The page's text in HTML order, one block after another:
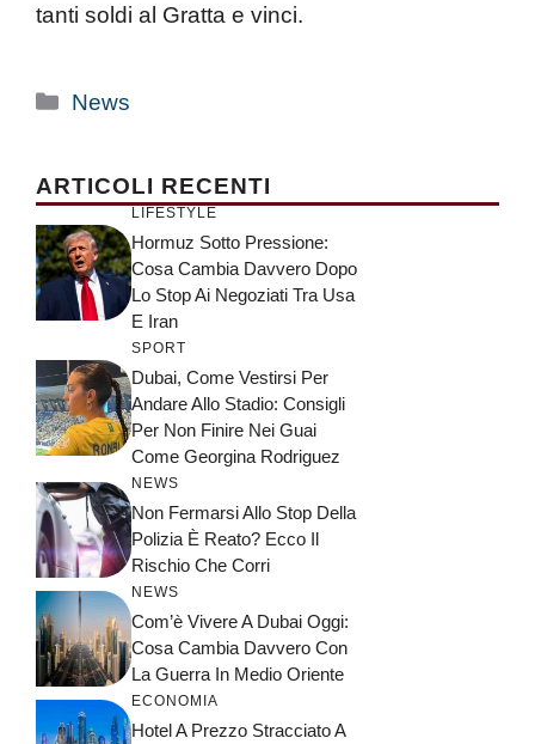
tanti soldi al Gratta e vinci.
Categorie
News
ARTICOLI RECENTI
LIFESTYLE
Hormuz Sotto Pressione:
Cosa Cambia Davvero Dopo
Lo Stop Ai Negoziati Tra Usa
E Iran
SPORT
Dubai, Come Vestirsi Per
Andare Allo Stadio: Consigli
Per Non Finire Nei Guai
Come Georgina Rodriguez
NEWS
Non Fermarsi Allo Stop Della
Polizia È Reato? Ecco Il
Rischio Che Corri
NEWS
Com’è Vivere A Dubai Oggi:
Cosa Cambia Davvero Con
La Guerra In Medio Oriente
ECONOMIA
Hotel A Prezzo Stracciato A